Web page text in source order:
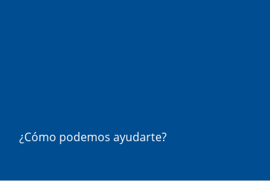
¿Cómo podemos ayudarte?